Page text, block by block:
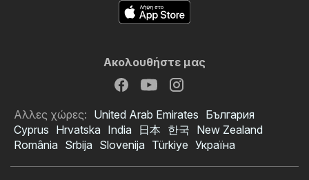
Ακολουθήστε μας
Αλλες χώρες: United Arab Emirates България
Cyprus Hrvatska India 日本 한국 New Zealand
România Srbija Slovenija Türkiye Україна